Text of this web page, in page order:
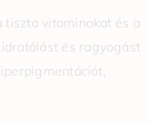
vitaminokat és a
és ragyogást